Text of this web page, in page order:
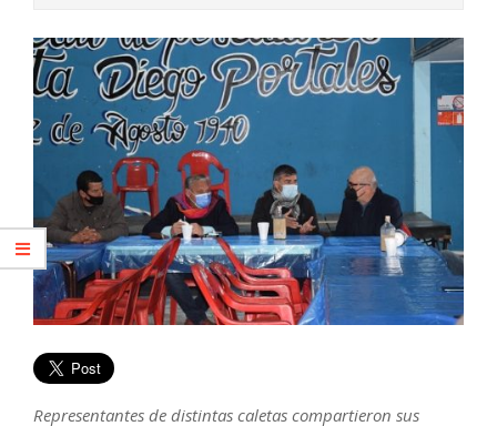
Representantes de distintas caletas compartieron sus